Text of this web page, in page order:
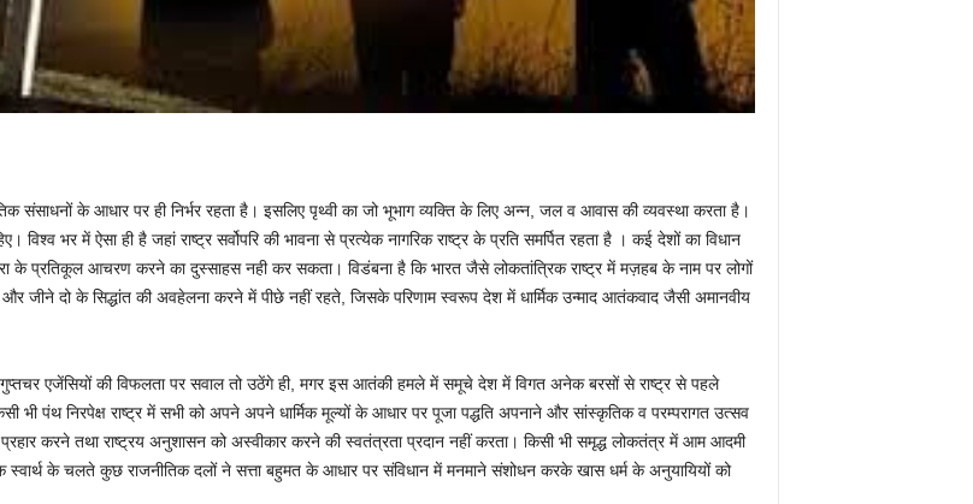
संसाधनों के आधार पर ही निर्भर रहता है। इसलिए पृथ्वी का जो भूभाग व्यक्ति के लिए अन्न, जल व आवास की व्यवस्था करता है।
विश्व भर में ऐसा ही है जहां राष्ट्र सर्वोपरि की भावना से प्रत्येक नागरिक राष्ट्र के प्रति समर्पित रहता है । कई देशों का विधान
के प्रतिकूल आचरण करने का दुस्साहस नही कर सकता। विडंबना है कि भारत जैसे लोकतांत्रिक राष्ट्र में मज़हब के नाम पर लोगों
जीने दो के सिद्धांत की अवहेलना करने में पीछे नहीं रहते, जिसके परिणाम स्वरूप देश में धार्मिक उन्माद आतंकवाद जैसी अमानवीय
एजेंसियों की विफलता पर सवाल तो उठेंगे ही, मगर इस आतंकी हमले में समूचे देश में विगत अनेक बरसों से राष्ट्र से पहले
भी पंथ निरपेक्ष राष्ट्र में सभी को अपने अपने धार्मिक मूल्यों के आधार पर पूजा पद्धति अपनाने और सांस्कृतिक व परम्परागत उत्सव
करने तथा राष्ट्रय अनुशासन को अस्वीकार करने की स्वतंत्रता प्रदान नहीं करता। किसी भी समृद्ध लोकतंत्र में आम आदमी
स्वार्थ के चलते कुछ राजनीतिक दलों ने सत्ता बहुमत के आधार पर संविधान में मनमाने संशोधन करके खास धर्म के अनुयायियों को